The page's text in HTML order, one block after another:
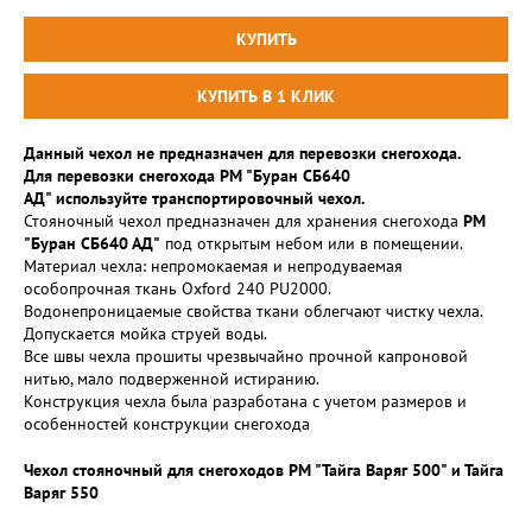
Данный чехол не предназначен для перевозки снегохода.
Для перевозки снегохода РМ "Буран СБ640
АД" используйте транспортировочный чехол.
Стояночный чехол предназначен для хранения снегохода РМ
"Буран СБ640 АД" под открытым небом или в помещении.
Материал чехла: непромокаемая и непродуваемая
особопрочная ткань Oxford 240 PU2000.
Водонепроницаемые свойства ткани облегчают чистку чехла.
Допускается мойка струей воды.
Все швы чехла прошиты чрезвычайно прочной капроновой
нитью, мало подверженной истиранию.
Конструкция чехла была разработана с учетом размеров и
особенностей конструкции снегохода
Чехол стояночный для снегоходов РМ "Тайга Варяг 500" и Тайга
Варяг 550